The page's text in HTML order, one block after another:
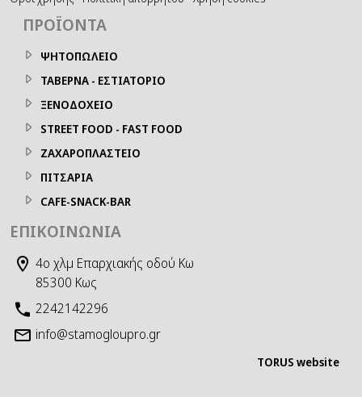
ΠΡΟΪΌΝΤΑ
ΨΗΤΟΠΩΛΕΙΟ
ΤΑΒΕΡΝΑ - ΕΣΤΙΑΤΟΡΙΟ
ΞΕΝΟΔΟΧΕΙΟ
STREET FOOD - FAST FOOD
ΖΑΧΑΡΟΠΛΑΣΤΕΙΟ
ΠΙΤΣΑΡΙΑ
CAFE-SNACK-BAR
ΕΠΙΚΟΙΝΩΝΊΑ
4ο χλμ Επαρχιακής οδού Κω
85300 Κως
2242142296
info@stamogloupro.gr
TORUS website